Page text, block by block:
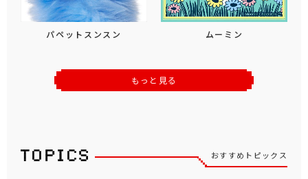
パペットスンスン ムーミン
もっと見る
おすすめトピックス